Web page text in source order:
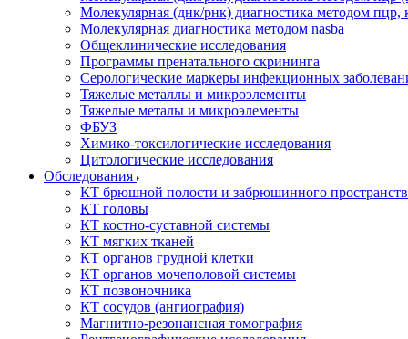
Молекулярная (днк/рнк) диагностика методом пцр,
Молекулярная диагностика методом nasba
Общеклинические исследования
Программы пренатального скрининга
Серологические маркеры инфекционных
Тяжелые металлы и микроэлементы
Тяжелые металы и микроэлементы
ФБУЗ
Химико-токсилогические исследования
Цитологические исследования
Обследования
КТ брюшной полости и забрюшинного
КТ головы
КТ костно-суставной системы
КТ мягких тканей
КТ органов грудной клетки
КТ органов мочеполовой системы
КТ позвоночника
КТ сосудов (ангиография)
Магнитно-резонансная томография